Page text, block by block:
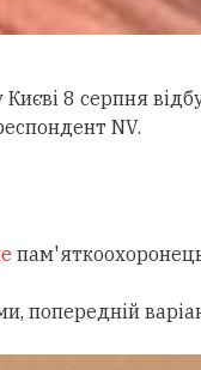
8 серпня
NV.
попередній